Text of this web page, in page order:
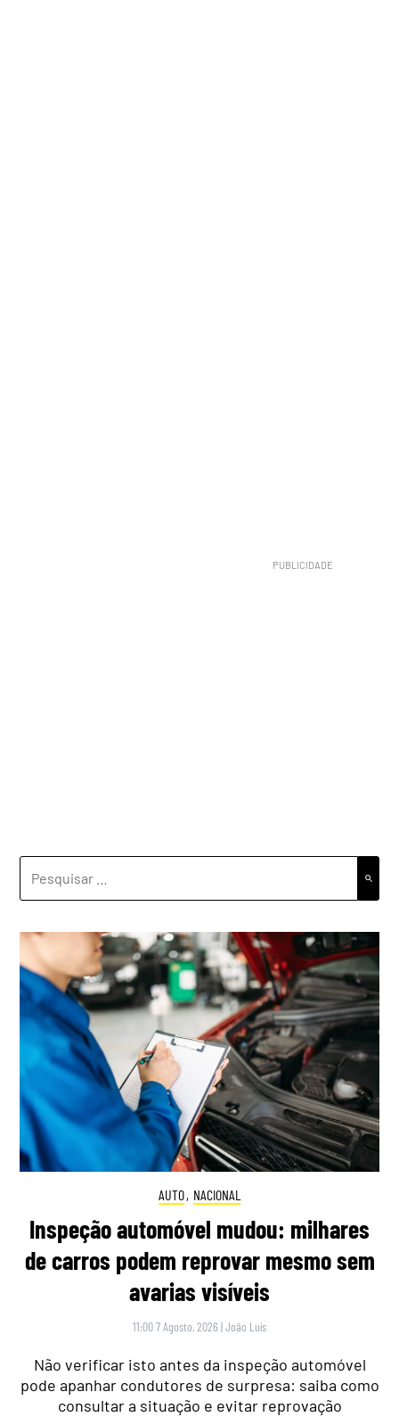
AUTO, NACIONAL
Inspeção automóvel mudou: milhares
de carros podem reprovar mesmo sem
avarias visíveis
11:00 7 Agosto, 2026 |João Luís
Não verificar isto antes da inspeção automóvel
pode apanhar condutores de surpresa: saiba como
consultar a situação e evitar reprovação